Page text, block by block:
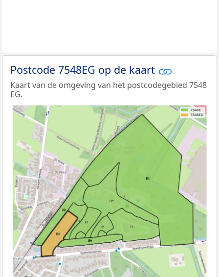
Postcode 7548EG op de kaart
Kaart van de omgeving van het postcodegebied 7548
EG.